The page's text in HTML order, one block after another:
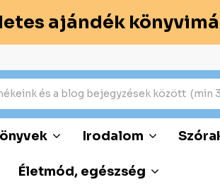
ajándék
Irodalom
Életmód, egészség